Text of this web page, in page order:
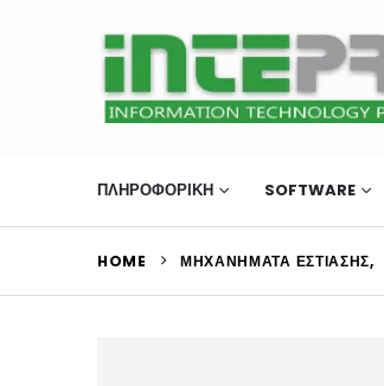
ΠΛΗΡΟΦΟΡΙΚΗ SOFTWARE
HOME ΜΗΧΑΝΉΜΑΤΑ ΕΣΤΊΑΣΗΣ,